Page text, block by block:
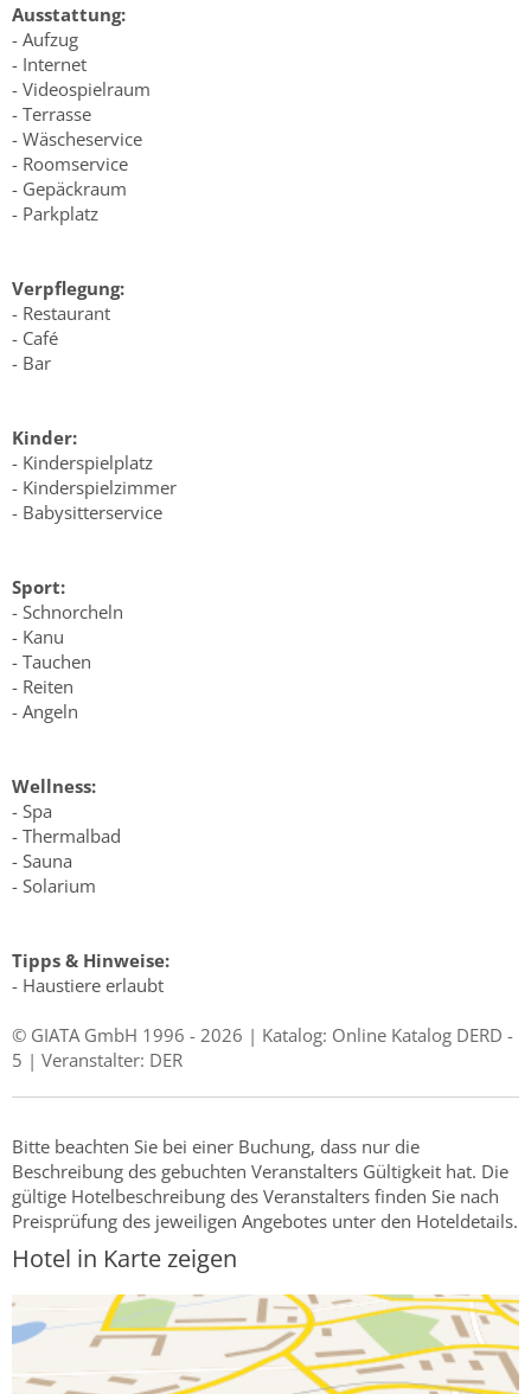
Ausstattung:
- Aufzug
- Internet
- Videospielraum
- Terrasse
- Wäscheservice
- Roomservice
- Gepäckraum
- Parkplatz
Verpflegung:
- Restaurant
- Café
- Bar
Kinder:
- Kinderspielplatz
- Kinderspielzimmer
- Babysitterservice
Sport:
- Schnorcheln
- Kanu
- Tauchen
- Reiten
- Angeln
Wellness:
- Spa
- Thermalbad
- Sauna
- Solarium
Tipps & Hinweise:
- Haustiere erlaubt
© GIATA GmbH 1996 - 2026 | Katalog: Online Katalog DERD -
5 | Veranstalter: DER
Bitte beachten Sie bei einer Buchung, dass nur die
Beschreibung des gebuchten Veranstalters Gültigkeit hat. Die
gültige Hotelbeschreibung des Veranstalters finden Sie nach
Preisprüfung des jeweiligen Angebotes unter den Hoteldetails.
Hotel in Karte zeigen